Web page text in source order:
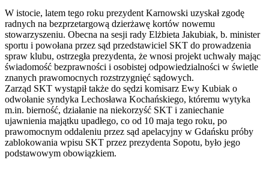
W istocie, latem tego roku prezydent Karnowski uzyskał zgodę
radnych na bezprzetargową dzierżawę kortów nowemu
stowarzyszeniu. Obecna na sesji rady Elżbieta Jakubiak, b. minister
sportu i powołana przez sąd przedstawiciel SKT do prowadzenia
spraw klubu, ostrzegła prezydenta, że wnosi projekt uchwały mając
świadomość bezprawności i osobistej odpowiedzialności w świetle
znanych prawomocnych rozstrzygnięć sądowych.
Zarząd SKT wystąpił także do sędzi komisarz Ewy Kubiak o
odwołanie syndyka Lechosława Kochańskiego, któremu wytyka
m.in. bierność, działanie na niekorzyść SKT i zaniechanie
ujawnienia majątku upadłego, co od 10 maja tego roku, po
prawomocnym oddaleniu przez sąd apelacyjny w Gdańsku próby
zablokowania wpisu SKT przez prezydenta Sopotu, było jego
podstawowym obowiązkiem.